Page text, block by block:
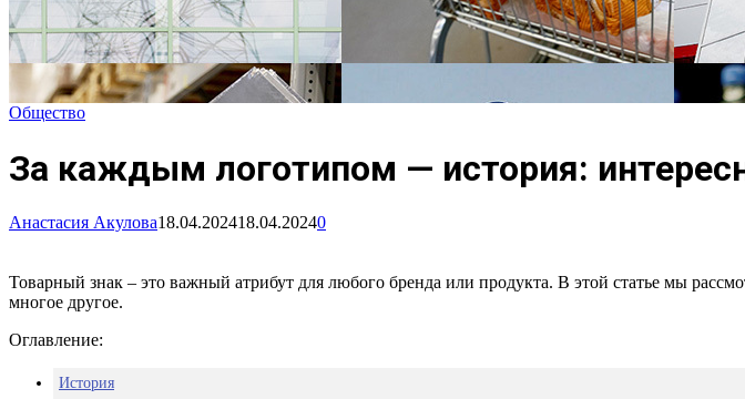
Общество
За каждым логотипом — история:
Анастасия Акулова18.04.202418.04.20240
Товарный знак – это важный атрибут для любого бренда или продукта. В этой статье мы
многое другое.
Оглавление:
История